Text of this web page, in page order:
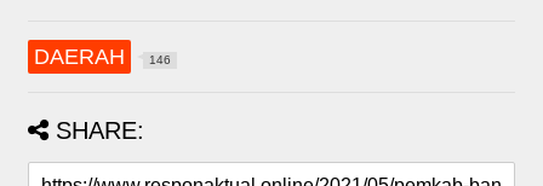
DAERAH 146
SHARE: